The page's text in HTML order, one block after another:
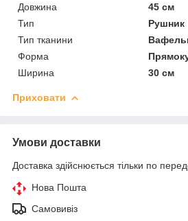
Довжина
45 см
Тип
Рушник
Тип тканини
Форма
Ширина
30 см
Приховати
Умови доставки
Доставка здійснюється тільки по
Нова Пошта
Самовивіз